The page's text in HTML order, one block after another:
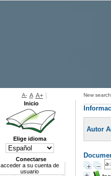
New search
Autor
A- A A+
Inicio
Elige idioma
Conectarse
acceder a su cuenta de
usuario